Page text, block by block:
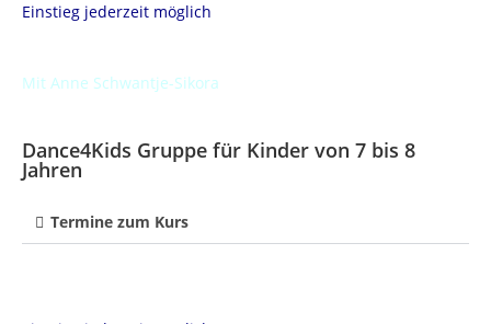
Einstieg jederzeit möglich
Mit Anne Schwantje-Sikora
Dance4Kids Gruppe für Kinder von 7 bis 8
Jahren
Termine zum Kurs